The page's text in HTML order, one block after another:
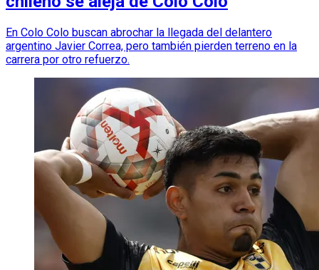
En Colo Colo buscan abrochar la llegada del delantero
argentino Javier Correa, pero también pierden terreno en la
carrera por otro refuerzo.